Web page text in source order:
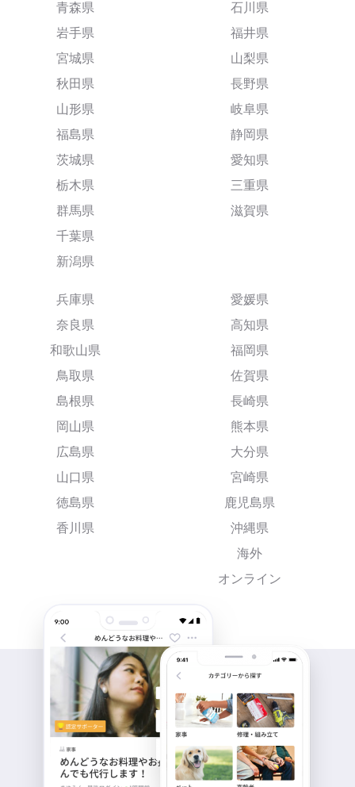
青森県
岩手県
宮城県
秋田県
山形県
福島県
茨城県
栃木県
群馬県
千葉県
新潟県
石川県
福井県
山梨県
長野県
岐阜県
静岡県
愛知県
三重県
滋賀県
兵庫県
奈良県
和歌山県
鳥取県
島根県
岡山県
広島県
山口県
徳島県
香川県
愛媛県
高知県
福岡県
佐賀県
長崎県
熊本県
大分県
宮崎県
鹿児島県
沖縄県
海外
オンライン